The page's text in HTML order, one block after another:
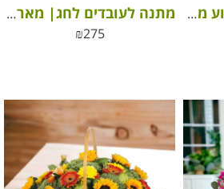
מארז ממותג לכל אירוע מתוק ומפנק
מתנה לעובדים לחג| מארז שי לעובדים
₪275